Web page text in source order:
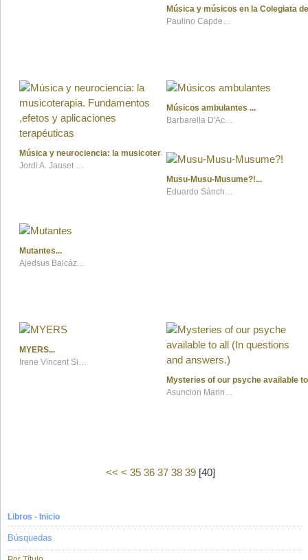
Música y músicos en la Colegiata
Paulino Capdepón Verdú
Música y neurociencia: la musicoterapia. Fundamentos ,efetos y
Jordi A. Jauset Berrocal
Músicos ambulantes
Barbarella D'Acevedo
Musu-Musu-Musume?!
Eduardo Sánchez Morales
Mutantes
Ajedsus Balcázar Padilla, Erik Méndez, Lunyzbreid López, Lyanne Acosta, Mirza Mendoza, Servando Clemens
MYERS
Irene Vincent Simonet
Mysteries of our psyche available
Asuncion Marina Munoz
<< < 35 36 37 38 39[40]
Libros - Inicio
Búsquedas